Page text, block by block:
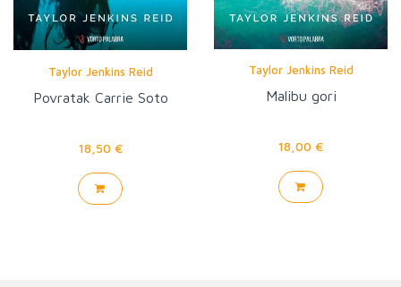
Taylor Jenkins Reid
Povratak Carrie Soto
18,50 €
Taylor Jenkins Reid
Malibu gori
18,00 €